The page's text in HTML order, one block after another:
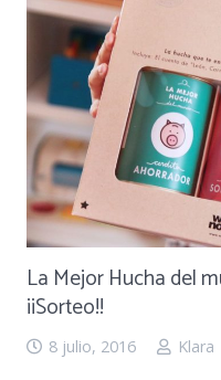
La Mejor Hucha del
¡¡Sorteo!!
8 julio, 2016 Klara